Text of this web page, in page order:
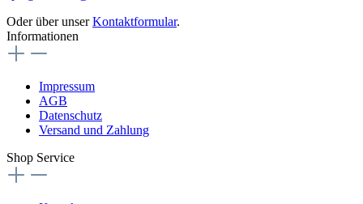
Oder über unserKontaktformular.
Informationen
Impressum
AGB
Datenschutz
Versand und Zahlung
Shop Service